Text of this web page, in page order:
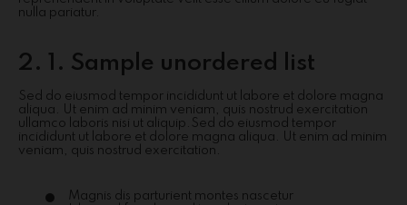
nulla pariatur.
2. 1. Sample unordered list
Sed do eiusmod tempor incididunt ut labore et dolore magna
aliqua. Ut enim ad minim veniam, quis nostrud exercitation
ullamco laboris nisi ut aliquip.Sed do eiusmod tempor
incididunt ut labore et dolore magna aliqua. Ut enim ad minim
veniam, quis nostrud exercitation.
Magnis dis parturient montes nascetur